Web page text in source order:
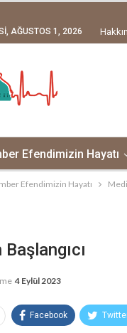
AĞUSTOS 1, 2026
Efendimizin Hayatı
Efendimizin Hayatı
Başlangıcı
4 Eylül 2023
Facebook